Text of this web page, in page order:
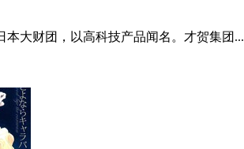
本大财团，以高科技产品闻名。才贺集团...